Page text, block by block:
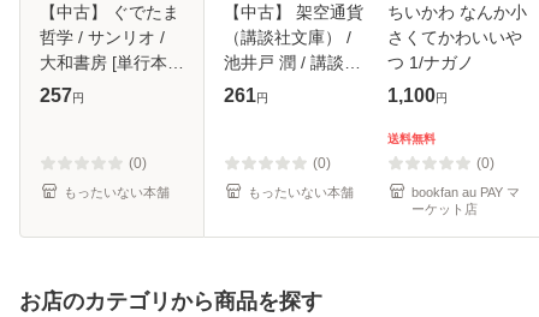
【中古】 ぐでたま
哲学 / サンリオ /
大和書房 [単行本
（ソフトカバー）]
257円
(0)
もったいない本舗
【中古】 架空通貨
（講談社文庫） /
池井戸 潤 / 講談社
[文庫]【メール便送
261円
(0)
もったいない本舗
ちいかわ なんか小
さくてかわいいや
つ 1/ナガノ
1,100円
送料無料
(0)
bookfan au PAY マ
ーケット店
お店のカテゴリから商品を探す